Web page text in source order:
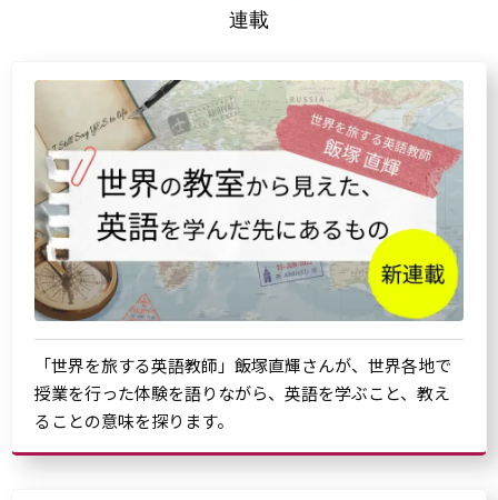
連載
「世界を旅する英語教師」飯塚直輝さんが、世界各地で
授業を行った体験を語りながら、英語を学ぶこと、教え
ることの意味を探ります。